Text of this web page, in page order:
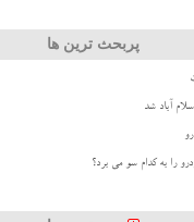
پربحث ترین ها
آباد شد
را به کدام سو می برد؟